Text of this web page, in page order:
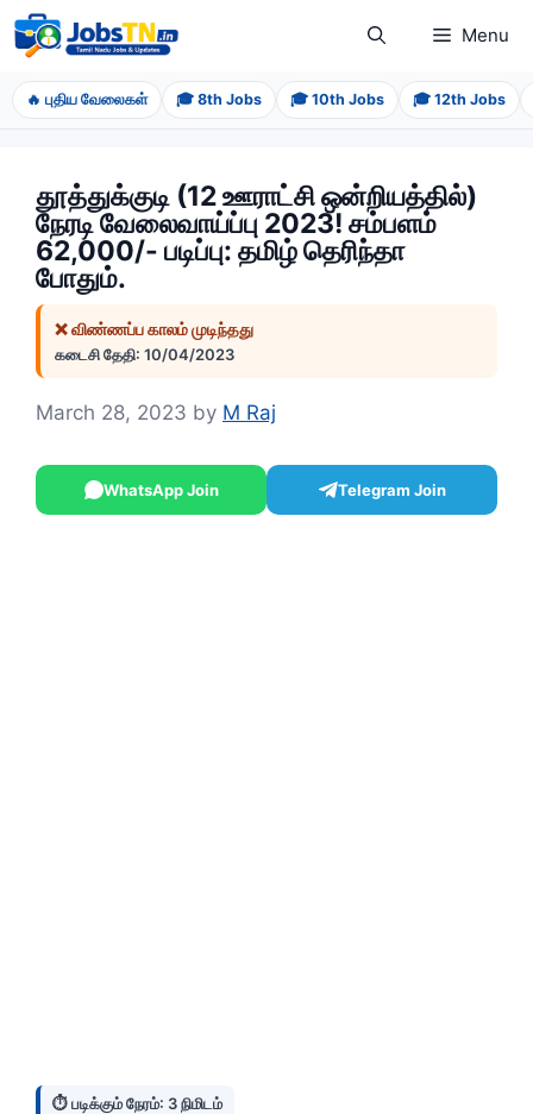
Skip
to
content
Menu
🔥 புதிய வேலைகள் 🎓 8th Jobs 🎓 10th Jobs 🎓 12th Jobs
தூத்துக்குடி (12 ஊராட்சி ஒன்றியத்தில்)
நேரடி வேலைவாய்ப்பு 2023! சம்பளம்
62,000/- படிப்பு: தமிழ் தெரிந்தா
போதும்.
❌ விண்ணப்ப காலம் முடிந்தது
கடைசி தேதி: 10/04/2023
March 28, 2023 by M Raj
WhatsApp Join Telegram Join
⏱️ படிக்கும் நேரம்: 3 நிமிடம்